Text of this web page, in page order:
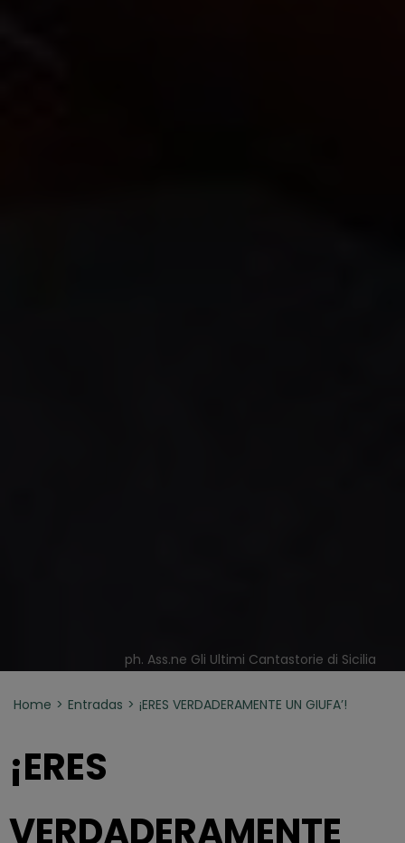
ph. Ass.ne Gli Ultimi Cantastorie di Sicilia
Home Entradas ¡ERES VERDADERAMENTE UN GIUFA’!
¡ERES
VERDADERAMENTE